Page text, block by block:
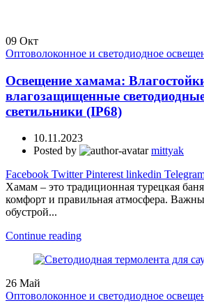
09 Окт
Оптоволоконное и светодиодное
Освещение хамама:
влагозащищенные
светильники (IP68)
10.11.2023
Posted by
mittyak
Facebook Twitter Pinterest linkedin
Хамам – это традиционная турецкая
комфорт и правильная атмосфера.
обустрой...
Continue reading
26 Май
Оптоволоконное и светодиодное